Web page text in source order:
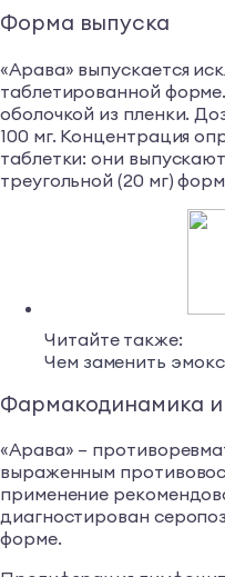
Форма выпуска
«Арава» выпускается
таблетированной
оболочкой из пленки.
100 мг. Концентрация
таблетки: они
треугольной (20 мг)
Читайте также:
Чем заменить
Фармакодинамика
«Арава» –
выраженным
применение
диагностирован
форме.